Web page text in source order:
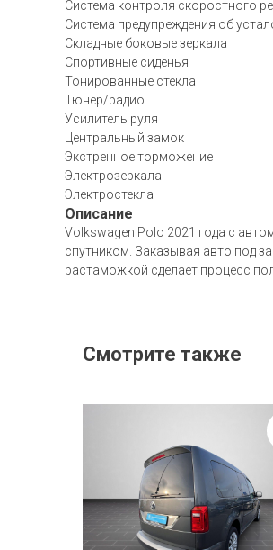
Система контроля скоростного
Система предупреждения об
Складные боковые зеркала
Спортивные сиденья
Тонированные стекла
Тюнер/радио
Усилитель руля
Центральный замок
Экстренное торможение
Электрозеркала
Электростекла
Описание
Volkswagen Polo 2021 года с
спутником. Заказывая авто под
растаможкой сделает процесс
Смотрите также